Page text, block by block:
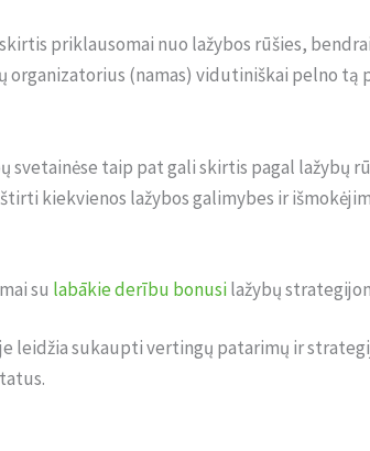
priklausomai nuo lažybos rūšies,
organizatorius (namas) vidutiniškai pelno tą
svetainėse taip pat gali skirtis pagal lažybų
kiekvienos lažybos galimybes ir
su labākie derību bonusilažybų
leidžia sukaupti vertingų patarimų ir